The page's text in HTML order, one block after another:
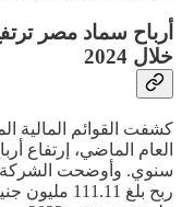
خلال 2024
كشفت القوائم
سنوي. وأوضحت